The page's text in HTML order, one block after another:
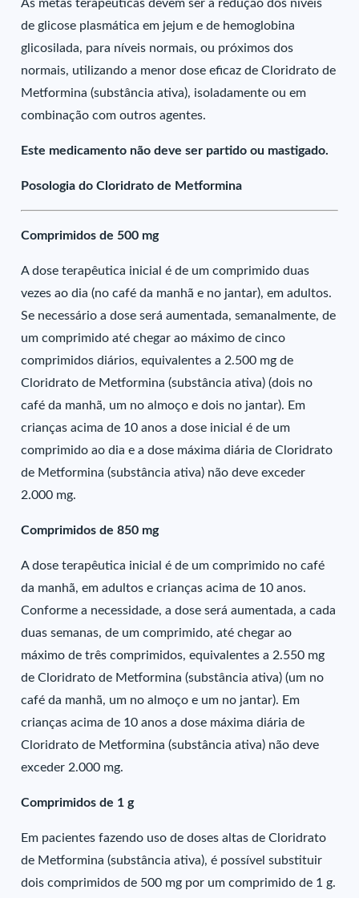
As metas terapêuticas devem ser a redução dos níveis
de glicose plasmática em jejum e de hemoglobina
glicosilada, para níveis normais, ou próximos dos
normais, utilizando a menor dose eficaz de Cloridrato de
Metformina (substância ativa), isoladamente ou em
combinação com outros agentes.
Este medicamento não deve ser partido ou mastigado.
Posologia do Cloridrato de Metformina
Comprimidos de 500 mg
A dose terapêutica inicial é de um comprimido duas
vezes ao dia (no café da manhã e no jantar), em adultos.
Se necessário a dose será aumentada, semanalmente, de
um comprimido até chegar ao máximo de cinco
comprimidos diários, equivalentes a 2.500 mg de
Cloridrato de Metformina (substância ativa) (dois no
café da manhã, um no almoço e dois no jantar). Em
crianças acima de 10 anos a dose inicial é de um
comprimido ao dia e a dose máxima diária de Cloridrato
de Metformina (substância ativa) não deve exceder
2.000 mg.
Comprimidos de 850 mg
A dose terapêutica inicial é de um comprimido no café
da manhã, em adultos e crianças acima de 10 anos.
Conforme a necessidade, a dose será aumentada, a cada
duas semanas, de um comprimido, até chegar ao
máximo de três comprimidos, equivalentes a 2.550 mg
de Cloridrato de Metformina (substância ativa) (um no
café da manhã, um no almoço e um no jantar). Em
crianças acima de 10 anos a dose máxima diária de
Cloridrato de Metformina (substância ativa) não deve
exceder 2.000 mg.
Comprimidos de 1 g
Em pacientes fazendo uso de doses altas de Cloridrato
de Metformina (substância ativa), é possível substituir
dois comprimidos de 500 mg por um comprimido de 1 g.